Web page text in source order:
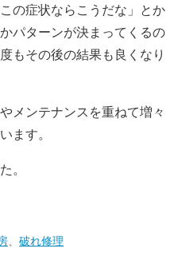
の症状ならこうだな」とか
パターンが決まってくるの
もその後の結果も良くなり
メンテナンスを重ねて増々
ます。
。
破れ修理